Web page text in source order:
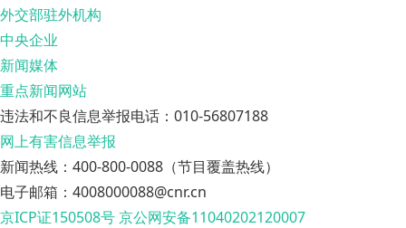
外交部驻外机构
中央企业
新闻媒体
重点新闻网站
违法和不良信息举报电话：010-56807188
网上有害信息举报
新闻热线：400-800-0088（节目覆盖热线）
电子邮箱：4008000088@cnr.cn
京ICP证150508号京公网安备11040202120007